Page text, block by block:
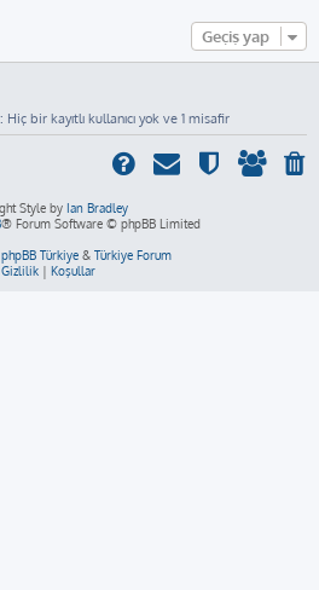
Geçiş yap
bir kayıtlı kullanıcı yok ve 1 misafir
Style by Ian Bradley
® Forum Software © phpBB Limited
phpBB Türkiye& Türkiye Forum
Gizlilik | Koşullar